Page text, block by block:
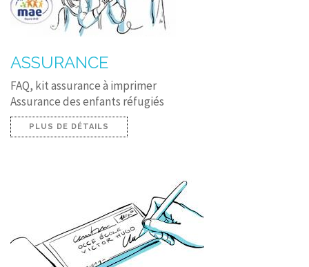
ASSURANCE
FAQ, kit assurance à imprimer
Assurance des enfants réfugiés
PLUS DE DÉTAILS